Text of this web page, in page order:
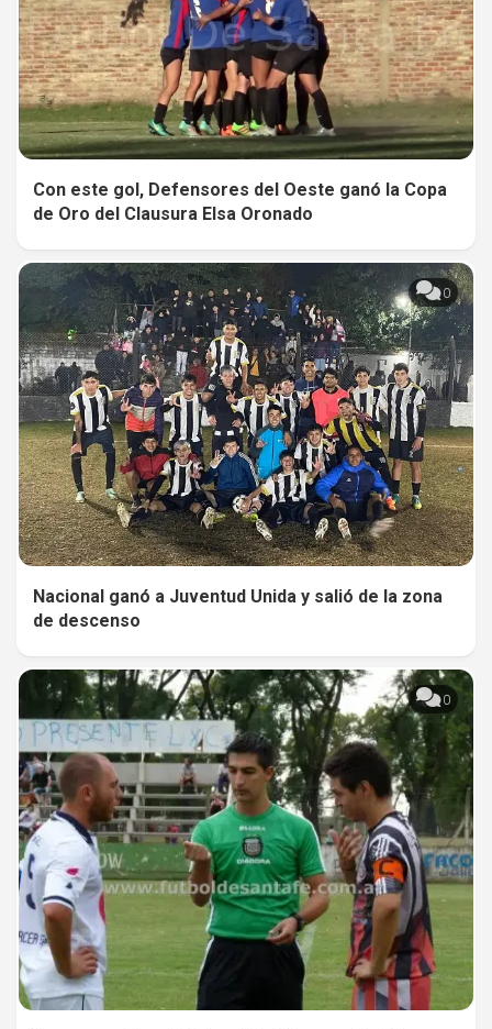
Con este gol, Defensores del Oeste ganó la Copa
de Oro del Clausura Elsa Oronado
0
Nacional ganó a Juventud Unida y salió de la zona
de descenso
0